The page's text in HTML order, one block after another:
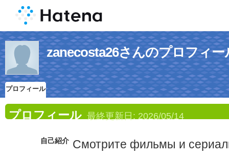
zanecosta26さんのプロフィー
プロフィール
プロフィール 最終更新日: 2026/05/14
自己紹介 Смотрите фильмы и